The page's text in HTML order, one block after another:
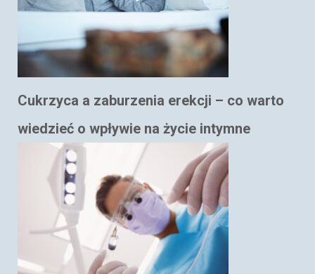
Cukrzyca a zaburzenia erekcji – co warto
wiedzieć o wpływie na życie intymne